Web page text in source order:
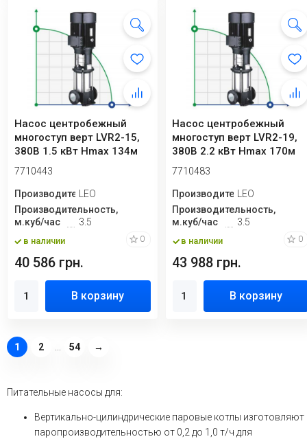
Насос центробежный
многоступ верт LVR2-15,
380В 1.5 кВт Hmax 134м
Qmax 58.3 л...
7710443
ПроизводительLEO
Производительность,
м.куб/час
3.5
в наличии 0
40 586 грн.
В корзину
Насос центробежный
многоступ верт LVR2-19,
380В 2.2 кВт Hmax 170м
Qmax 58.3 л...
7710483
ПроизводительLEO
Производительность,
м.куб/час
3.5
в наличии 0
43 988 грн.
В корзину
1 2 ... 54 →
Питательные насосы для:
Вертикально-цилиндрические паровые котлы изготовляют
паропроизводительностью от 0,2 до 1,0 т/ч для